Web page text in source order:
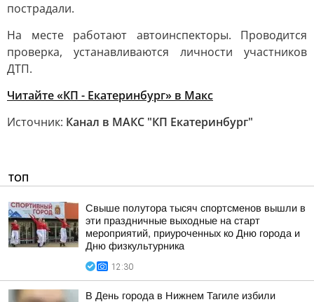
пострадали.
На месте работают автоинспекторы. Проводится
проверка, устанавливаются личности участников
ДТП.
Читайте «КП - Екатеринбург» в Mакс
Источник: Канал в МАКС "КП Екатеринбург"
ТОП
Свыше полутора тысяч спортсменов вышли в
эти праздничные выходные на старт
мероприятий, приуроченных ко Дню города и
Дню физкультурника
12:30
В День города в Нижнем Тагиле избили